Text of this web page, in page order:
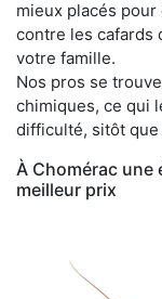
mieux placés
contre les cafards
votre famille.
Nos pros se
chimiques, ce qui
difficulté, sitôt
À Chomérac une
meilleur prix